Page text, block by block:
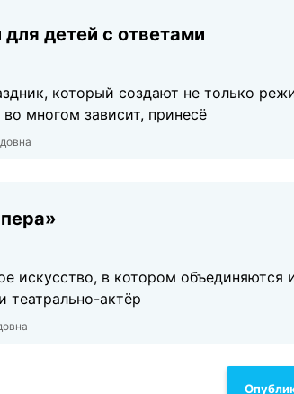
детей с ответами
который создают не только
многом зависит, принесё
искусство, в котором объединяются
театрально-актёр